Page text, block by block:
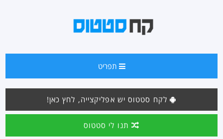
תפריט
לקח סטטוס יש אפליקצייה, לחץ כאן!
תנו לי סטטוס